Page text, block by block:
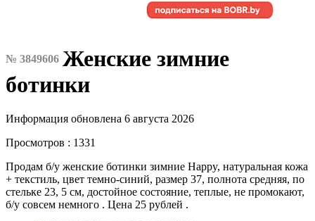
№ 3849606 Женские зимние
ботинки
Информация обновлена 6 августа 2026
Просмотров : 1331
Продам б/у женские ботинки зимние Happy, натуральная кожа
+ текстиль, цвет темно-синий, размер 37, полнота средняя, по
стельке 23, 5 см, достойное состояние, теплые, не промокают,
б/у совсем немного . Цена 25 рублей .